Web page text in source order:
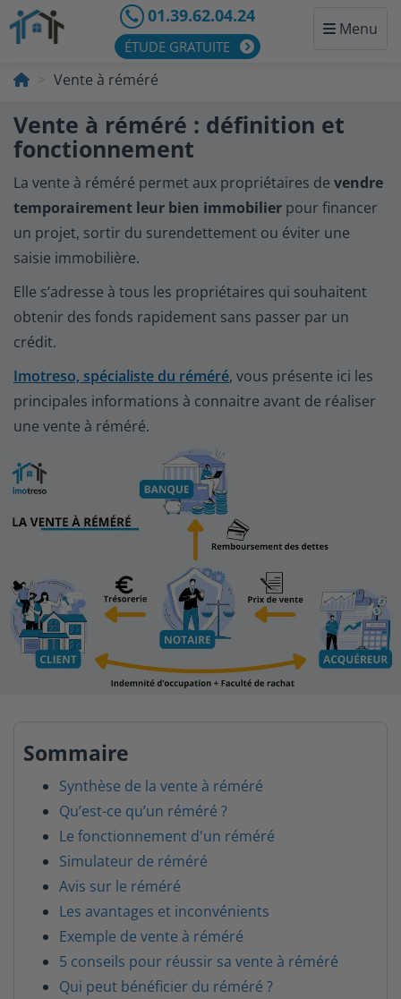
Menu
01.39.62.04.24
ÉTUDE GRATUITE
Vente à réméré
Vente à réméré : définition et
fonctionnement
La vente à réméré permet aux propriétaires de vendre
temporairement leur bien immobilier pour financer
un projet, sortir du surendettement ou éviter une
saisie immobilière.
Elle s’adresse à tous les propriétaires qui souhaitent
obtenir des fonds rapidement sans passer par un
crédit.
Imotreso, spécialiste du réméré, vous présente ici les
principales informations à connaitre avant de réaliser
une vente à réméré.
Sommaire
Synthèse de la vente à réméré
Qu’est-ce qu’un réméré ?
Le fonctionnement d'un réméré
Simulateur de réméré
Avis sur le réméré
Les avantages et inconvénients
Exemple de vente à réméré
5 conseils pour réussir sa vente à réméré
Qui peut bénéficier du réméré ?